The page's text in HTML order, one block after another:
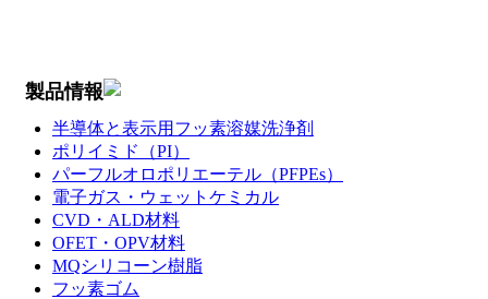
製品情報
半導体と表示用フッ素溶媒洗浄剤
ポリイミド（PI）
パーフルオロポリエーテル（PFPEs）
電子ガス・ウェットケミカル
CVD・ALD材料
OFET・OPV材料
MQシリコーン樹脂
フッ素ゴム